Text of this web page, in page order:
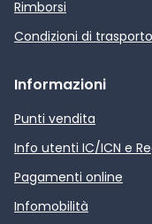
Rimborsi
Condizioni di trasporto
Informazioni
Punti vendita
Info utenti IC/ICN e
Pagamenti online
Infomobilità